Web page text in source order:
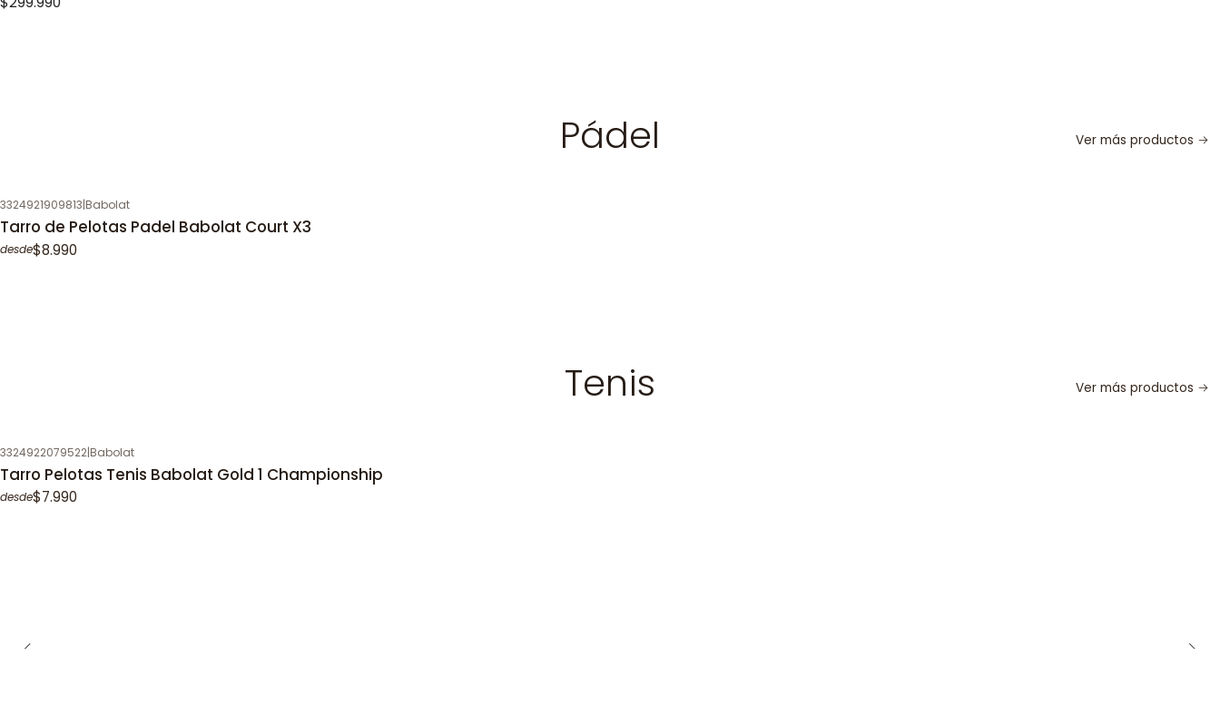
Pádel Ver más productos
3324921909813|Babolat
Tarro de Pelotas Padel Babolat Court X3
desde$8.990
Tenis Ver más productos
3324922079522|Babolat
Tarro Pelotas Tenis Babolat Gold 1 Championship
desde$7.990